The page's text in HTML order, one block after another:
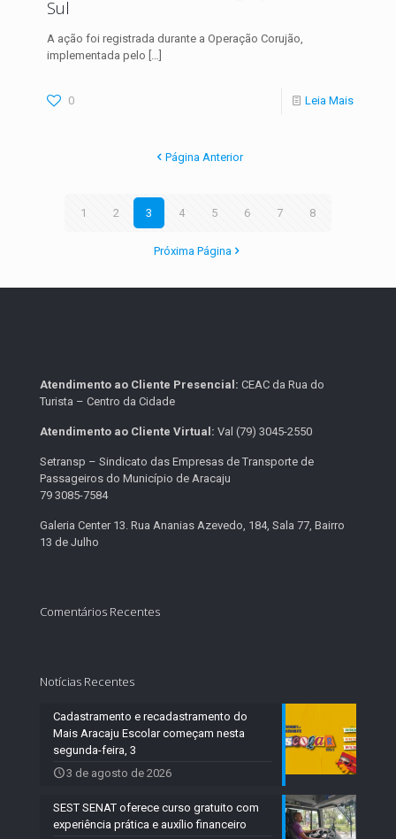
Sul
A ação foi registrada durante a Operação Corujão,
implementada pelo […]
0 Leia Mais
Página Anterior
1 2 3 4 5 6 7 8
Próxima Página
Atendimento ao Cliente Presencial: CEAC da Rua do
Turista – Centro da Cidade
Atendimento ao Cliente Virtual: Val (79) 3045-2550
Setransp – Sindicato das Empresas de Transporte de
Passageiros do Município de Aracaju
79 3085-7584
Galeria Center 13. Rua Ananias Azevedo, 184, Sala 77, Bairro
13 de Julho
Comentários Recentes
Notícias Recentes
Cadastramento e recadastramento do
Mais Aracaju Escolar começam nesta
segunda-feira, 3
3 de agosto de 2026
SEST SENAT oferece curso gratuito com
experiência prática e auxílio financeiro